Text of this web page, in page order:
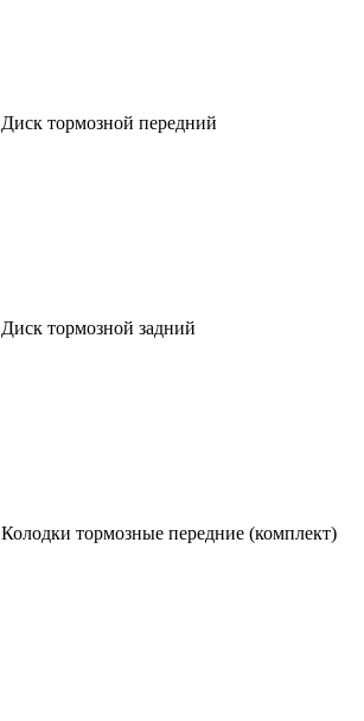
Диск тормозной передний
Диск тормозной задний
Колодки тормозные передние (комплект)